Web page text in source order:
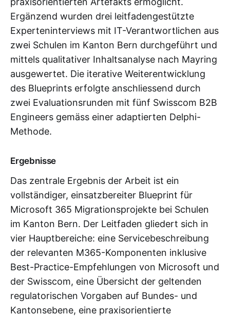
Ergänzend wurden drei leitfadengestützte
Experteninterviews mit IT-Verantwortlichen aus
zwei Schulen im Kanton Bern durchgeführt und
mittels qualitativer Inhaltsanalyse nach Mayring
ausgewertet. Die iterative Weiterentwicklung
des Blueprints erfolgte anschliessend durch
zwei Evaluationsrunden mit fünf Swisscom B2B
Engineers gemäss einer adaptierten Delphi-
Methode.
Ergebnisse
Das zentrale Ergebnis der Arbeit ist ein
vollständiger, einsatzbereiter Blueprint für
Microsoft 365 Migrationsprojekte bei Schulen
im Kanton Bern. Der Leitfaden gliedert sich in
vier Hauptbereiche: eine Servicebeschreibung
der relevanten M365-Komponenten inklusive
Best-Practice-Empfehlungen von Microsoft und
der Swisscom, eine Übersicht der geltenden
regulatorischen Vorgaben auf Bundes- und
Kantonsebene, eine praxisorientierte